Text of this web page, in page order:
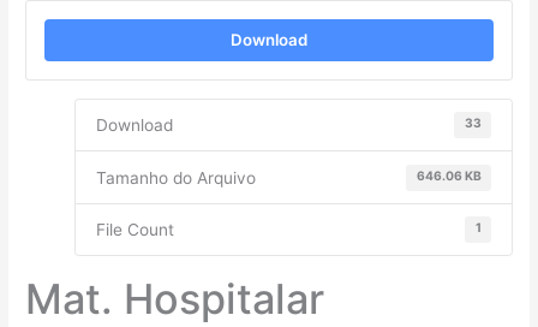
Download
Download 33
Tamanho do Arquivo 646.06 KB
File Count 1
Mat. Hospitalar